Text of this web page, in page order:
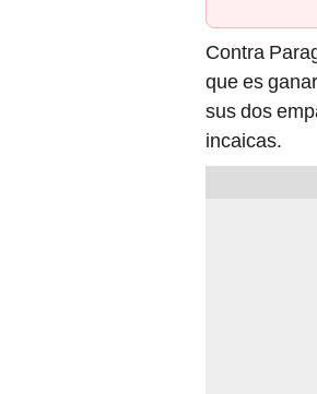
Contra
que es
sus dos
incaicas.